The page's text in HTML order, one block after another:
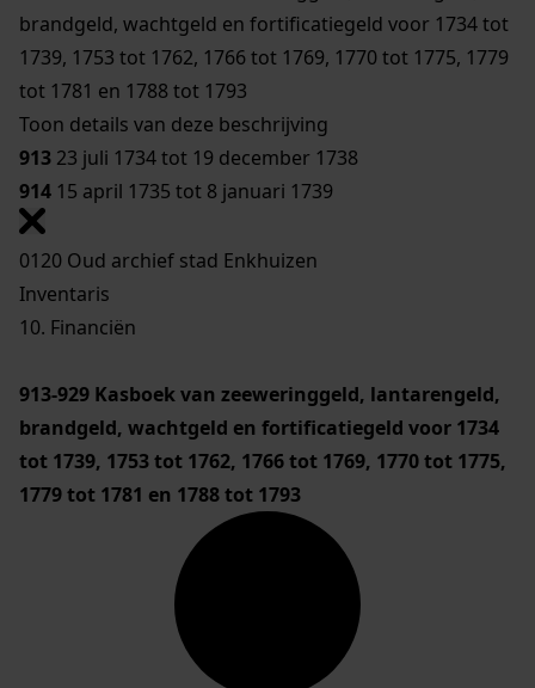
brandgeld, wachtgeld en fortificatiegeld voor 1734 tot
1739, 1753 tot 1762, 1766 tot 1769, 1770 tot 1775, 1779
tot 1781 en 1788 tot 1793
Toon details van deze beschrijving
913 23 juli 1734 tot 19 december 1738
914 15 april 1735 tot 8 januari 1739
0120 Oud archief stad Enkhuizen
Inventaris
10. Financiën
913-929 Kasboek van zeeweringgeld, lantarengeld,
brandgeld, wachtgeld en fortificatiegeld voor 1734
tot 1739, 1753 tot 1762, 1766 tot 1769, 1770 tot 1775,
1779 tot 1781 en 1788 tot 1793